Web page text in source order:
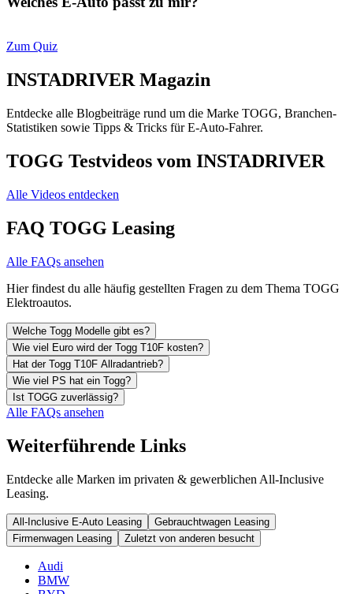
Zum Quiz
INSTADRIVER Magazin
Entdecke alle Blogbeiträge rund um die Marke TOGG, Branchen-
Statistiken sowie Tipps & Tricks für E-Auto-Fahrer.
TOGG Testvideos vom INSTADRIVER
Alle Videos entdecken
FAQ TOGG Leasing
Alle FAQs ansehen
Hier findest du alle häufig gestellten Fragen zu dem Thema TOGG
Elektroautos.
Welche Togg Modelle gibt es?
Wie viel Euro wird der Togg T10F kosten?
Hat der Togg T10F Allradantrieb?
Wie viel PS hat ein Togg?
Ist TOGG zuverlässig?
Alle FAQs ansehen
Weiterführende Links
Entdecke alle Marken im privaten & gewerblichen All-Inclusive
Leasing.
All-Inclusive E-Auto Leasing
Gebrauchtwagen Leasing
Firmenwagen Leasing
Zuletzt von anderen besucht
Audi
BMW